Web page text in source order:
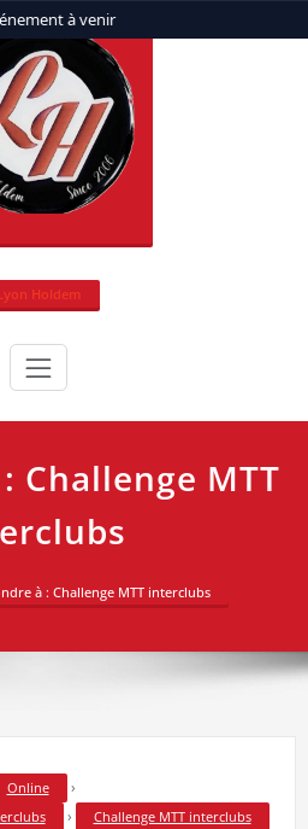
à venir
Holdem
Challenge MTT
à : Challenge MTT interclubs
Online ›
› Challenge MTT interclubs